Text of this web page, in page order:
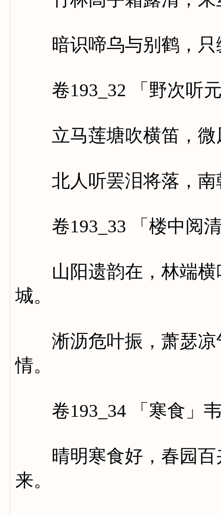
暗识啼乌与别鹤，只
卷193_32 「野次听元
立马莲塘吹横笛，微
北人听罢泪将落，南
卷193_33 「楼中阅清
山阳遗韵在，林端横
城。
淅沥危叶振，萧瑟凉
情。
卷193_34 「寒食」
晴明寒食好，春园百
来。